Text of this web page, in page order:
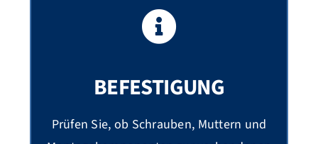
BEFESTIGUNG
Prüfen Sie, ob Schrauben, Muttern und